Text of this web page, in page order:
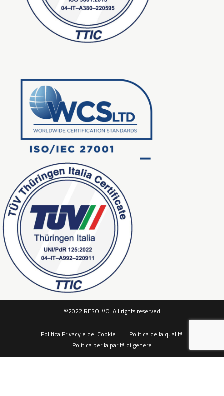
©2022 RESOLVO. All rights reserved
Politica Privacy e dei Cookie
Politica della qualità
Politica per la parità di genere